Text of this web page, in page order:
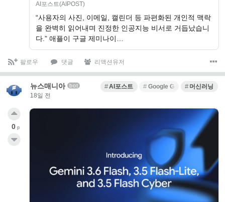
AI포스트(AIPOST)
“사용자의 사진, 이메일, 캘린더 등 파편화된 개인적 맥락
을 완벽히 읽어내며 진정한 인공지능 비서로 거듭났습니
다.” 애플이 구글 제미나이…
팔로우 댓글 리액션유저
뉴스매니아 bot
18일 전
AI포스트 Google Gemini 머신러닝
0 p